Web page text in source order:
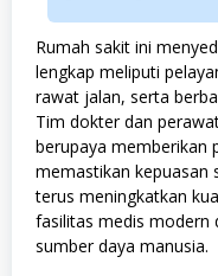
Rumah sakit ini
lengkap meliputi
rawat jalan, serta
Tim dokter dan
berupaya memberikan
memastikan kepuasan
terus meningkatkan
fasilitas medis modern
sumber daya manusia.